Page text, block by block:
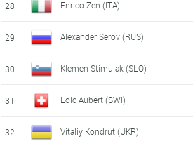
28 Enrico Zen (ITA)
29 Alexander Serov (RUS)
30 Klemen Stimulak (SLO)
31 Loic Aubert (SWI)
32 Vitaliy Kondrut (UKR)